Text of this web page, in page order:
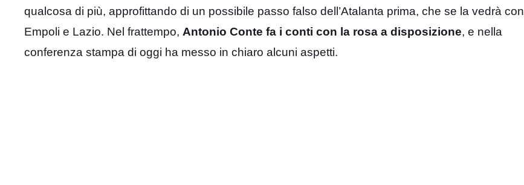
qualcosa di più, approfittando di un possibile passo falso dell’Atalanta prima, che se la vedrà con
Empoli e Lazio. Nel frattempo, Antonio Conte fa i conti con la rosa a disposizione, e nella
conferenza stampa di oggi ha messo in chiaro alcuni aspetti.